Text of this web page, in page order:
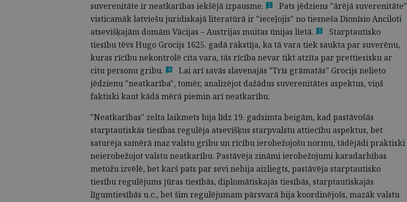
suverenitāte ir neatkarības iekšējāizpausme. 2
Pats jēdziens "ārējā suverenitāte"
visticamāk latviešu juridiskajā literatūrā ir "ieceļojis" no tiesneša Dionīsio Anciloti
atsevišķajām domām Vācijas – Austrijas muitas ūnijas lietā. 3
Starptautisko
tiesību tēvs Hugo Grocijs 1625. gadā rakstīja, ka tā vara tiek saukta par suverēnu,
kuras rīcību nekontrolē cita vara, tās rīcība nevar tikt atzīta par prettiesisku ar
citu personu gribu. 4
Lai arī savās slavenajās "Trīs grāmatās" Grocijs nelieto
jēdzienu "neatkarība", tomēr, analizējot dažādus suverenitātes aspektus, viņš
faktiski kaut kādā mērā piemin arī neatkarību.
"Neatkarības" zelta laikmets bija līdz 19. gadsimta beigām, kad pastāvošās
starptautiskās tiesības regulēja atsevišķus starpvalstu attiecību aspektus, bet
saturēja samērā maz valstu gribu un rīcību ierobežojošu normu, tādējādi praktiski
neierobežojot valstu neatkarību. Pastāvēja zināmi ierobežojumi karadarbības
metožu izvēlē, bet karš pats par sevi nebija aizliegts, pastāvēja starptautisko
tiesību regulējums jūras tiesībās, diplomātiskajās tiesībās, starptautiskajās
līgumtiesībās u.c., bet šim regulējumam pārsvarā bija koordinējošs, mazāk valstu